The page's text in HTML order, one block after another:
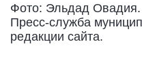
Фото: Эльдад Овадия.
Пресс-служба
редакции сайта.